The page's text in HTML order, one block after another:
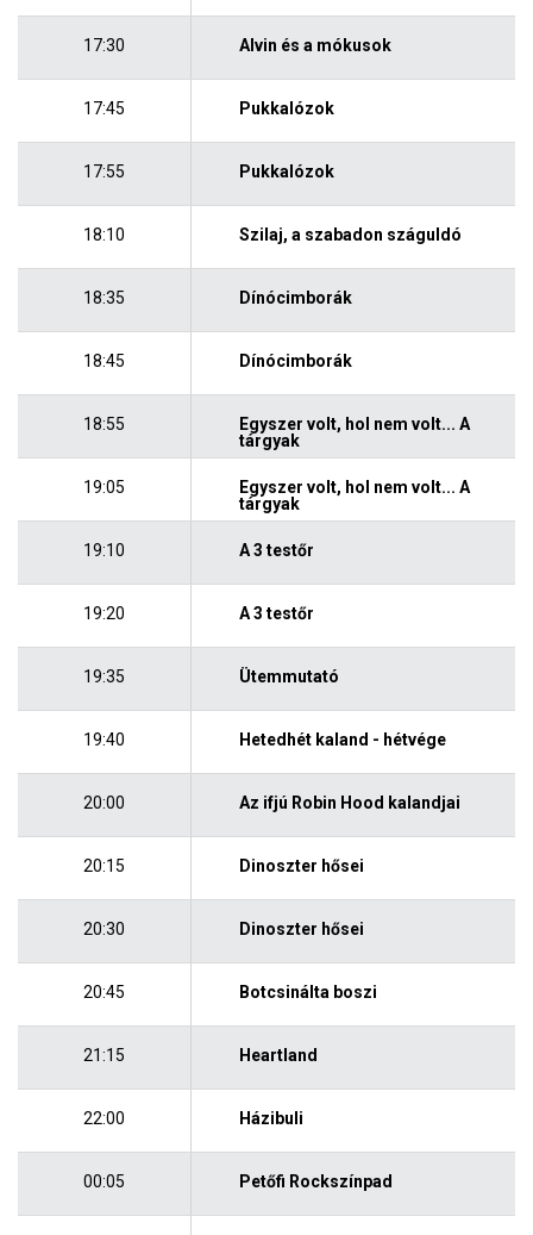
17:30 Alvin és a mókusok
17:45 Pukkalózok
17:55 Pukkalózok
18:10 Szilaj, a szabadon száguldó
18:35 Dínócimborák
18:45 Dínócimborák
18:55
Egyszer volt, hol nem volt... A
tárgyak
19:05
Egyszer volt, hol nem volt... A
tárgyak
19:10 A 3 testőr
19:20 A 3 testőr
19:35 Ütemmutató
19:40 Hetedhét kaland - hétvége
20:00 Az ifjú Robin Hood kalandjai
20:15 Dinoszter hősei
20:30 Dinoszter hősei
20:45 Botcsinálta boszi
21:15 Heartland
22:00 Házibuli
00:05 Petőfi Rockszínpad